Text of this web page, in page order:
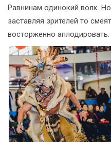
Равнинам одинокий волк.
заставляя зрителей то
восторженно аплодировать.